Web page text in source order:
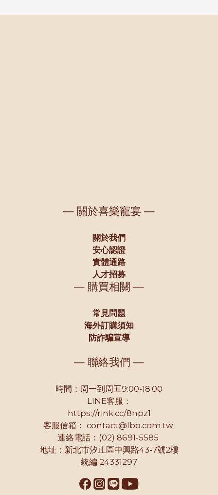
— 關於喜樂寵宴 —
關於我們
安心認證
實體通路
人才招募
— 購買相關 —
常見問題
海外訂購須知
防詐騙宣導
— 聯絡我們 —
時間：周一到周五9:00-18:00
LINE客服：
https://rink.cc/8npz1
客服信箱： contact@lbo.com.tw
連絡電話：(02) 8691-5585
地址：新北市汐止區中興路43-7號2樓
統編 24331297